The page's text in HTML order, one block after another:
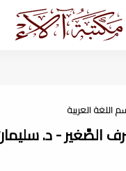
اللغة العربية
الصَّغير - د.